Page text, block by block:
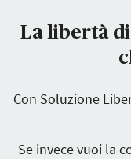
La libertà
Con Soluzione
Se invece vuoi la